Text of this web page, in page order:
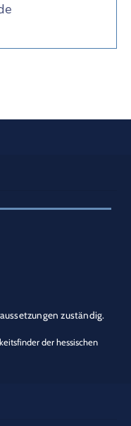
zuständig.
der hessischen